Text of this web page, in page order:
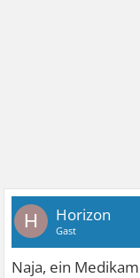
H Horizon
Gast
Naja, ein